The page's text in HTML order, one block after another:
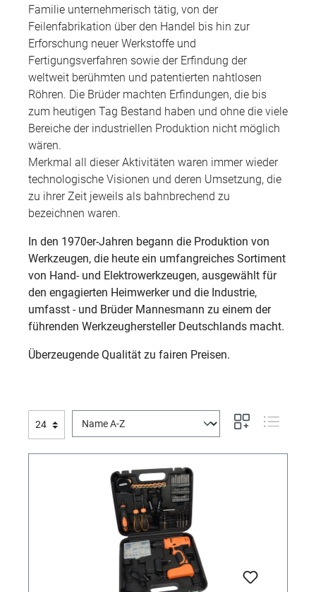
Familie unternehmerisch tätig, von der
Feilenfabrikation über den Handel bis hin zur
Erforschung neuer Werkstoffe und
Fertigungsverfahren sowie der Erfindung der
weltweit berühmten und patentierten nahtlosen
Röhren. Die Brüder machten Erfindungen, die bis
zum heutigen Tag Bestand haben und ohne die viele
Bereiche der industriellen Produktion nicht möglich
wären.
Merkmal all dieser Aktivitäten waren immer wieder
technologische Visionen und deren Umsetzung, die
zu ihrer Zeit jeweils als bahnbrechend zu
bezeichnen waren.
In den 1970er-Jahren begann die Produktion von
Werkzeugen, die heute ein umfangreiches Sortiment
von Hand- und Elektrowerkzeugen, ausgewählt für
den engagierten Heimwerker und die Industrie,
umfasst - und Brüder Mannesmann zu einem der
führenden Werkzeughersteller Deutschlands macht.
Überzeugende Qualität zu fairen Preisen.